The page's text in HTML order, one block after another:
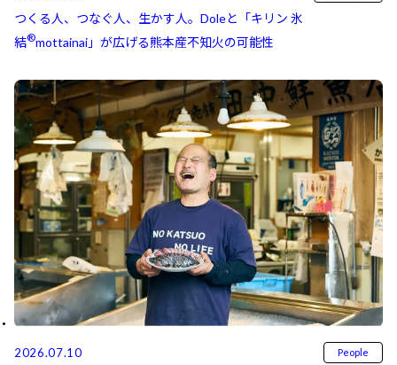
つくる人、つなぐ人、生かす人。Doleと「キリン 氷
結⁠⁠®mottainai」が広げる熊本産不知火の可能性
2026.07.10 People